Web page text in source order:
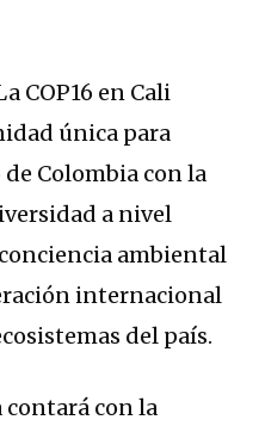
COP16 en Cali
única para
Colombia con la
a nivel
ambiental
internacional
del país.
con la